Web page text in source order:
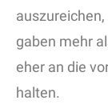
auszureichen,
gaben mehr
eher an die
halten.